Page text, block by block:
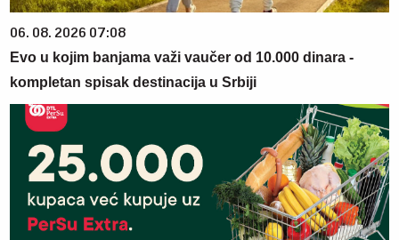
06. 08. 2026 07:08
Evo u kojim banjama važi vaučer od 10.000 dinara -
kompletan spisak destinacija u Srbiji